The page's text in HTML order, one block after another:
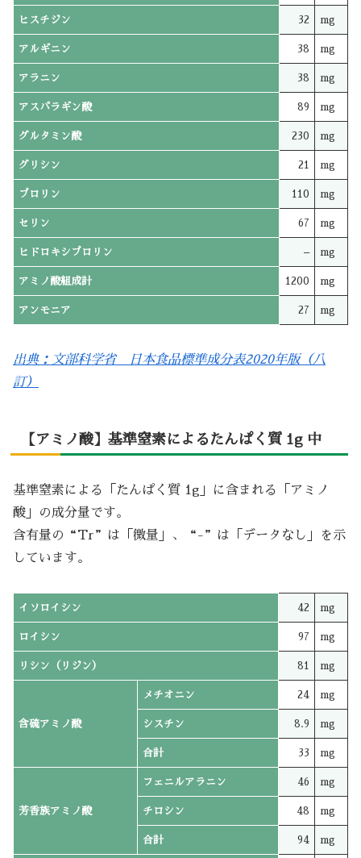
ヒスチジン 32 mg
アルギニン 38 mg
アラニン 38 mg
アスパラギン酸 89 mg
グルタミン酸 230 mg
グリシン 21 mg
プロリン 110 mg
セリン 67 mg
ヒドロキシプロリン – mg
アミノ酸組成計 1200 mg
アンモニア 27 mg
出典：文部科学省 日本食品標準成分表2020年版（八
訂）
【アミノ酸】基準窒素によるたんぱく質 1g 中
基準窒素による「たんぱく質 1g」に含まれる「アミノ
酸」の成分量です。
含有量の“Tr”は「微量」、“-”は「データなし」を示
しています。
イソロイシン 42 mg
ロイシン 97 mg
リシン（リジン） 81 mg
含硫アミノ酸
メチオニン 24 mg
シスチン 8.9 mg
合計 33 mg
芳香族アミノ酸
フェニルアラニン 46 mg
チロシン 48 mg
合計 94 mg